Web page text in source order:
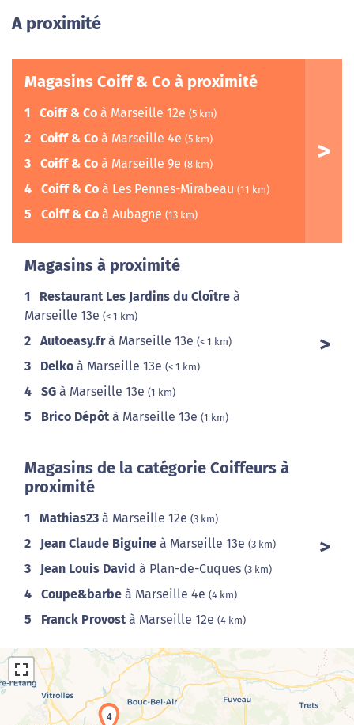
A proximité
Magasins Coiff & Co à proximité
1 Coiff & Co à Marseille 12e (5 km)
2 Coiff & Co à Marseille 4e (5 km)
3 Coiff & Co à Marseille 9e (8 km)
4 Coiff & Co à Les Pennes-Mirabeau (11 km)
5 Coiff & Co à Aubagne (13 km)
Magasins à proximité
1 Restaurant Les Jardins du Cloître à
Marseille 13e (< 1 km)
2 Autoeasy.frà Marseille 13e (< 1 km)
3 Delko à Marseille 13e (< 1 km)
4 SG à Marseille 13e (1 km)
5 Brico Dépôt à Marseille 13e (1 km)
Magasins de la catégorie Coiffeurs à
proximité
1 Mathias23 à Marseille 12e (3 km)
2 Jean Claude Biguine à Marseille 13e (3 km)
3 Jean Louis David à Plan-de-Cuques (3 km)
4 Coupe&barbe à Marseille 4e (4 km)
5 Franck Provost à Marseille 12e (4 km)
4